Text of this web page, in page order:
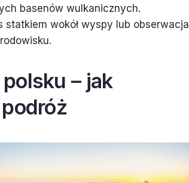
basenów wulkanicznych.
wokół wyspy lub obserwacja
– jak